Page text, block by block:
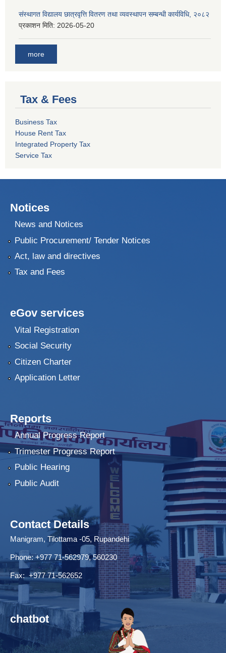
संस्थागत विद्यालय छात्रवृत्ति वितरण तथा व्यवस्थापन सम्बन्धी कार्यविधि, २०८२
प्रकाशन मिति: 2026-05-20
more
Tax & Fees
Business Tax
House Rent Tax
Integrated Property Tax
Service Tax
Notices
News and Notices
Public Procurement/ Tender Notices
Act, law and directives
Tax and Fees
eGov services
Vital Registration
Social Security
Citizen Charter
Application Letter
Reports
Annual Progress Report
Trimester Progress Report
Public Hearing
Public Audit
Contact Details
Manigram, Tilottama -05, Rupandehi
Phone: +977 71-562979, 560230
Fax: +977 71-562652
chatbot